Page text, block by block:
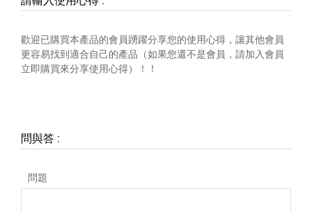
歡迎已購買本產品的會員踴躍分享您的使用心得，讓其他會員
更容易找到適合自己的產品（如果您還不是會員，請加入會員
立即購買來分享使用心得）！！
問與答 :
問題